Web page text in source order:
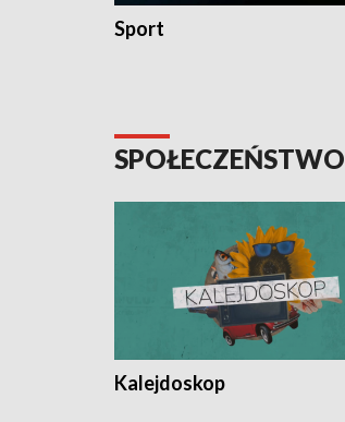
Sport
SPOŁECZEŃSTWO
Kalejdoskop